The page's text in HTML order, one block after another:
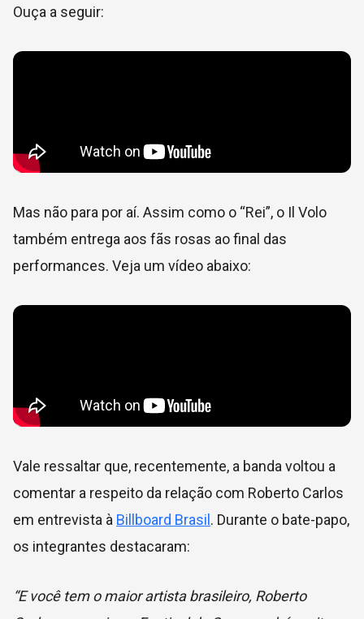
Ouça a seguir:
Mas não para por aí. Assim como o “Rei”, o Il Volo
também entrega aos fãs rosas ao final das
performances. Veja um vídeo abaixo:
Vale ressaltar que, recentemente, a banda voltou a
comentar a respeito da relação com Roberto Carlos
em entrevista à Billboard Brasil . Durante o bate-papo,
os integrantes destacaram:
“E você tem o maior artista brasileiro, Roberto